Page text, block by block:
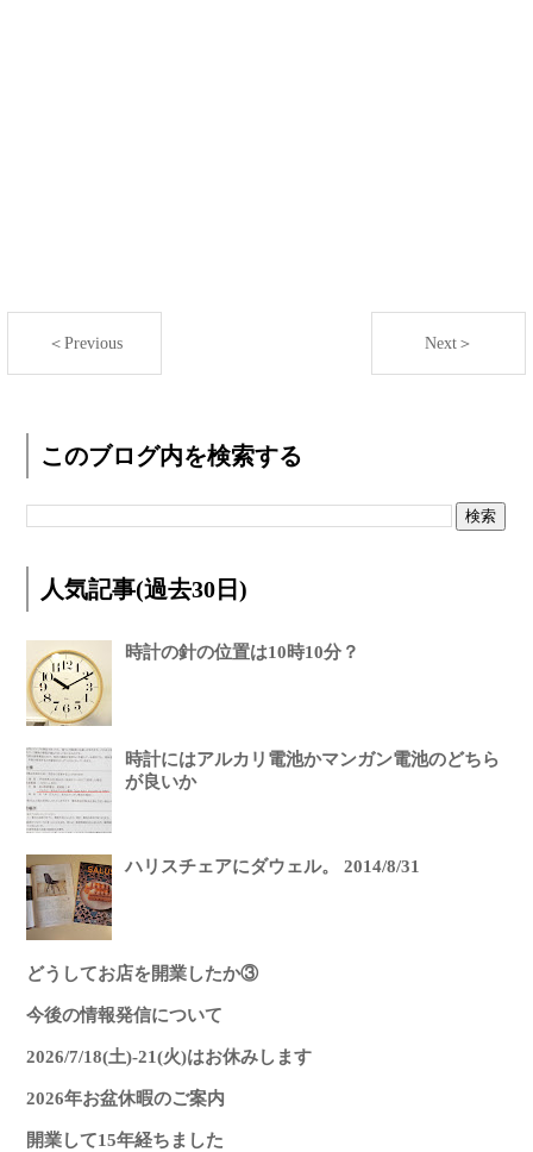
＜Previous Next＞
このブログ内を検索する
人気記事(過去30日)
時計の針の位置は10時10分？
時計にはアルカリ電池かマンガン電池のどちら
が良いか
ハリスチェアにダウェル。 2014/8/31
どうしてお店を開業したか③
今後の情報発信について
2026/7/18(土)-21(火)はお休みします
2026年お盆休暇のご案内
開業して15年経ちました